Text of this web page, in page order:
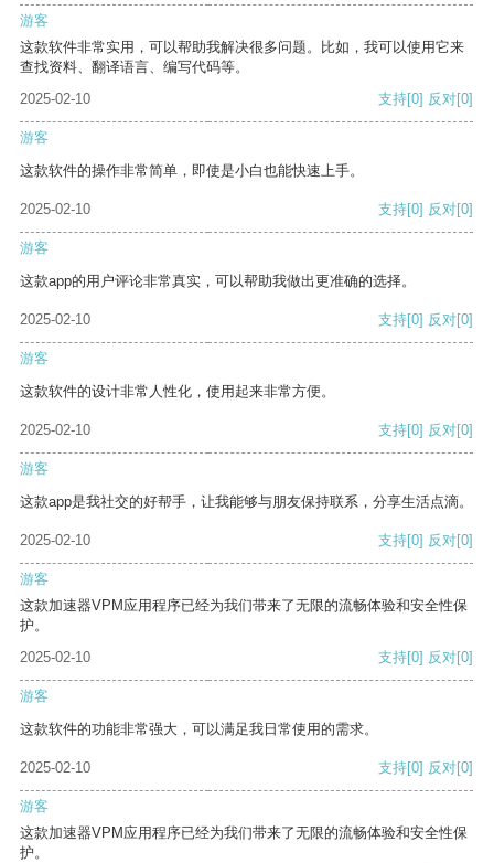
游客
这款软件非常实用，可以帮助我解决很多问题。比如，我可以使用它来
查找资料、翻译语言、编写代码等。
2025-02-10
支持[0] 反对[0]
游客
这款软件的操作非常简单，即使是小白也能快速上手。
2025-02-10 支持[0] 反对[0]
游客
这款app的用户评论非常真实，可以帮助我做出更准确的选择。
2025-02-10 支持[0] 反对[0]
游客
这款软件的设计非常人性化，使用起来非常方便。
2025-02-10 支持[0] 反对[0]
游客
这款app是我社交的好帮手，让我能够与朋友保持联系，分享生活点滴。
2025-02-10 支持[0] 反对[0]
游客
这款加速器VPM应用程序已经为我们带来了无限的流畅体验和安全性保
护。
2025-02-10
支持[0] 反对[0]
游客
这款软件的功能非常强大，可以满足我日常使用的需求。
2025-02-10 支持[0] 反对[0]
游客
这款加速器VPM应用程序已经为我们带来了无限的流畅体验和安全性保
护。